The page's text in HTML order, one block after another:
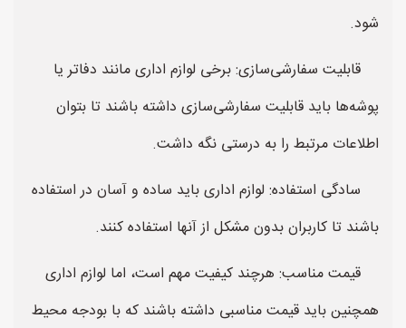
شود.
قابلیت سفارشی‌سازی: برخی لوازم اداری مانند دفاتر یا
پوشه‌ها باید قابلیت سفارشی‌سازی داشته باشند تا بتوان
اطلاعات مرتبط را به درستی نگه داشت.
سادگی استفاده: لوازم اداری باید ساده و آسان در استفاده
باشند تا کاربران بدون مشکل از آنها استفاده کنند.
قیمت مناسب: هرچند کیفیت مهم است، اما لوازم اداری
همچنین باید قیمت مناسبی داشته باشند که با بودجه محیط